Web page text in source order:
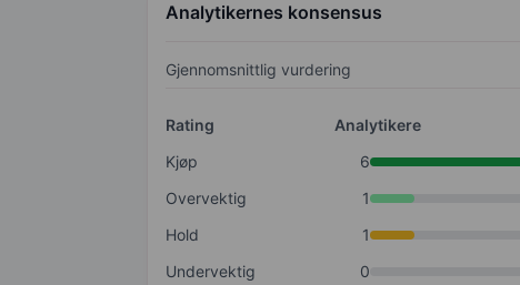
Analytikernes konsensus
Gjennomsnittlig vurdering
Rating
Analytikere
Kjøp
6
Overvektig
1
Hold
1
Undervektig
0